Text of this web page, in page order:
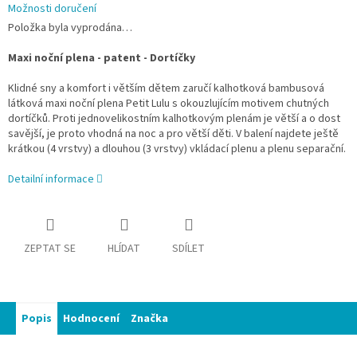
Možnosti doručení
Položka byla vyprodána…
Maxi noční plena - patent - Dortíčky
Klidné sny a komfort i větším dětem zaručí kalhotková bambusová
látková maxi noční plena Petit Lulu s okouzlujícím motivem chutných
dortíčků. Proti jednovelikostním kalhotkovým plenám je větší a o dost
savější, je proto vhodná na noc a pro větší děti. V balení najdete ještě
krátkou (4 vrstvy) a dlouhou (3 vrstvy) vkládací plenu a plenu separační.
Detailní informace
ZEPTAT SE HLÍDAT SDÍLET
Popis Hodnocení Značka